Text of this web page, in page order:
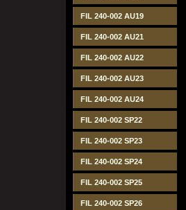
FIL 240-002 AU19
FIL 240-002 AU21
FIL 240-002 AU22
FIL 240-002 AU23
FIL 240-002 AU24
FIL 240-002 SP22
FIL 240-002 SP23
FIL 240-002 SP24
FIL 240-002 SP25
FIL 240-002 SP26